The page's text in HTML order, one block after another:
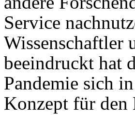
Service
Wissenschaftler
beeindruckt hat
Pandemie sich
Konzept für